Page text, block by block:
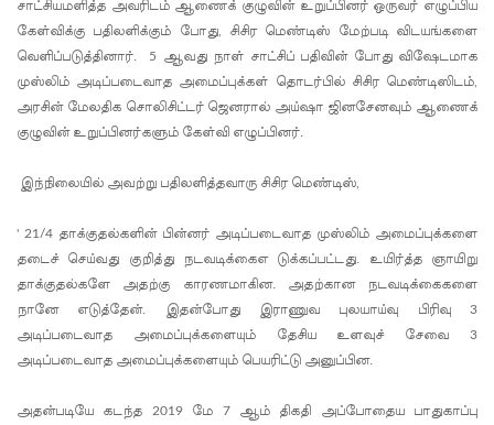
ஆகஸ்ட்
24க்கு
ஒத்திவைப்
பல்கலைக்
கழகப்
பதிவு
ஆரம்பம்
கஞ்சிபா
இம்ரா
சாட்சியமளித்த அவரிடம் ஆணைக் குழுவின் உறுப்பினர் ஒருவர் எழுப்பிய
கேள்விக்கு பதிலளிக்கும் போது, சிசிர மெண்டிஸ் மேற்படி விடயங்களை
வெளிப்படுத்தினார். 5
ஆவது நாள் சாட்சிப் பதிவின் போது விஷேடமாக
முஸ்லிம் அடிப்படைவாத அமைப்புக்கள் தொடர்பில் சிசிர மெண்டிஸிடம்
அரசின் மேலதிக சொலிசிட்டர் ஜெனரால் அய்ஷா ஜினசேனவும் ஆணைக்
குழுவின் உறுப்பினர்களும் கேள்வி எழுப்பினர்.
இந்நிலையில் அவற்று பதிலளித்தவாரு சிசிர மெண்டிஸ்
' 21/4 தாக்குதல்களின் பின்னர் அடிப்படைவாத முஸ்லிம் அமைப்புக்களை
தடைச் செய்வது குறித்து நடவடிக்கைஎ டுக்கப்பட்டது. உயிர்த்த ஞாயிறு
தாக்குதல்களே அதற்கு காரணமாகின. அதற்கான நடவடிக்கைகளை
நானே எடுத்தேன். இதன்போது இராணுவ புலயாய்வு பிரிவு 3
அடிப்படைவாத அமைப்புக்களையும் தேசிய உளவுச் சேவை 3
அடிப்படைவாத அமைப்புக்களையும் பெயரிட்டு அனுப்பின.
அதன்படியே கடந்த 2019 மே 7 ஆம் திகதி அப்போதைய பாதுகாப்பு